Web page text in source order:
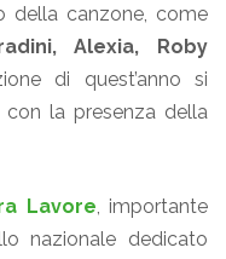
della canzone, come
Alexia, Roby
di quest’anno si
con la presenza della
Lavore, importante
nazionale dedicato